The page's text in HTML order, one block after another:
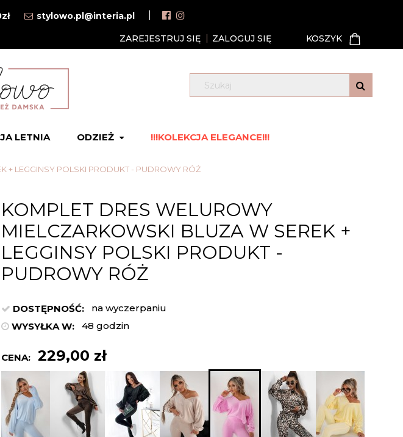
stylowo.pl@interia.pl
ZAREJESTRUJ SIĘ ZALOGUJ SIĘ
LETNIA ODZIEŻ !!!KOLEKCJA ELEGANCE!!!
+ LEGGINSY POLSKI PRODUKT - PUDROWY RÓŻ
KOMPLET DRES WELUROWY
MIELCZARKOWSKI BLUZA W SEREK +
LEGGINSY POLSKI PRODUKT -
PUDROWY RÓŻ
DOSTĘPNOŚĆ:
na wyczerpaniu
WYSYŁKA W:
48 godzin
CENA: 229,00 zł